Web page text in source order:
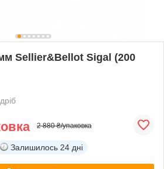
Sellier&Bellot Sigal (200
2 880 ₴/упаковка
Залишилось 24 дні